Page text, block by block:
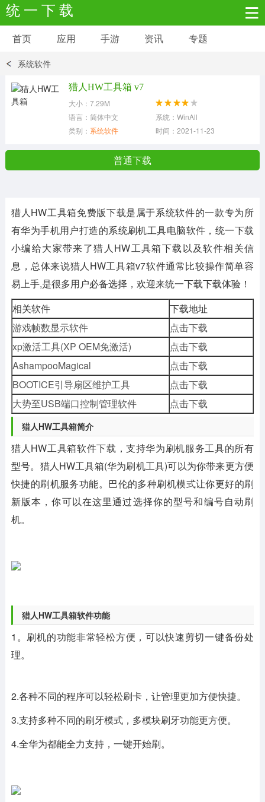
统 一 下 载
安卓应用 安卓游戏
系统工具 其它应用
首页 应用 手游 资讯 专题
系统软件
猎人HW工具箱 v7
大小：7.29M
语言：简体中文
系统：WinAll
类别： 系统软件 时间：2021-11-23
普通下载
猎人HW工具箱免费版下载是属于系统软件的一款专为所
有华为手机用户打造的系统刷机工具电脑软件，统一下载
小编给大家带来了猎人HW工具箱下载以及软件相关信
息，总体来说猎人HW工具箱v7软件通常比较操作简单容
易上手,是很多用户必备选择，欢迎来统一下载下载体验！
相关软件
下载地址
游戏帧数显示软件
点击下载
xp激活工具(XP OEM免激活)
点击下载
AshampooMagical
点击下载
BOOTICE引导扇区维护工具
点击下载
大势至USB端口控制管理软件
点击下载
猎人HW工具箱简介
猎人HW工具箱软件下载，支持华为刷机服务工具的所有
型号。猎人HW工具箱(华为刷机工具)可以为你带来更方便
快捷的刷机服务功能。巴伦的多种刷机模式让你更好的刷
新版本，你可以在这里通过选择你的型号和编号自动刷
机。
猎人HW工具箱软件功能
1。刷机的功能非常轻松方便，可以快速剪切一键备份处
理。
2.各种不同的程序可以轻松刷卡，让管理更加方便快捷。
3.支持多种不同的刷牙模式，多模块刷牙功能更方便。
4.全华为都能全力支持，一键开始刷。